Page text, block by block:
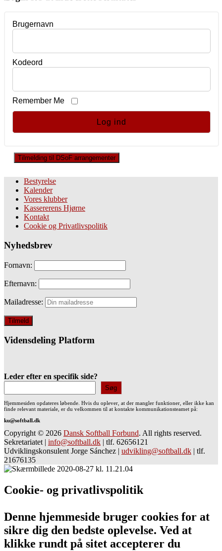
Brugernavn
Kodeord
Remember Me
Tilmelding til DSoF arrangementer
Bestyrelse
Kalender
Vores klubber
Kassererens Hjørne
Kontakt
Cookie og Privatlivspolitik
Nyhedsbrev
Fornavn:
Efternavn:
Mailadresse:
Vidensdeling Platform
Leder efter en specifik side?
Søg
Hjemmesiden opdateres løbende. Hvis du oplever, at der mangler funktioner, eller ikke kan
finde relevant materiale, er du velkommen til at kontakte kommunikationsteamet på:
ku@softball.dk
Copyright © 2026 Dansk Softball Forbund. All rights reserved.
Sekretariatet | info@softball.dk | tlf. 62656121
Udviklingskonsulent Jorge Sánchez | udvikling@softball.dk | tlf.
21676135
Cookie- og privatlivspolitik
Denne hjemmeside bruger cookies for at
sikre dig den bedste oplevelse. Ved at
klikke rundt på sitet accepterer du